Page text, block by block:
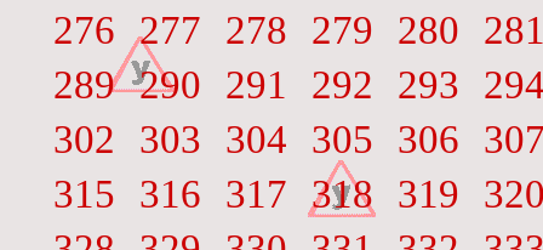
276 277 278 279 280
289 290 291 292 293
302
303 304 305 306
315
316 317 318 319